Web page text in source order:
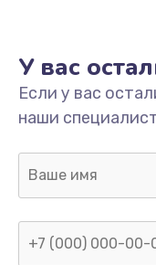
У вас
Если у вас
наши